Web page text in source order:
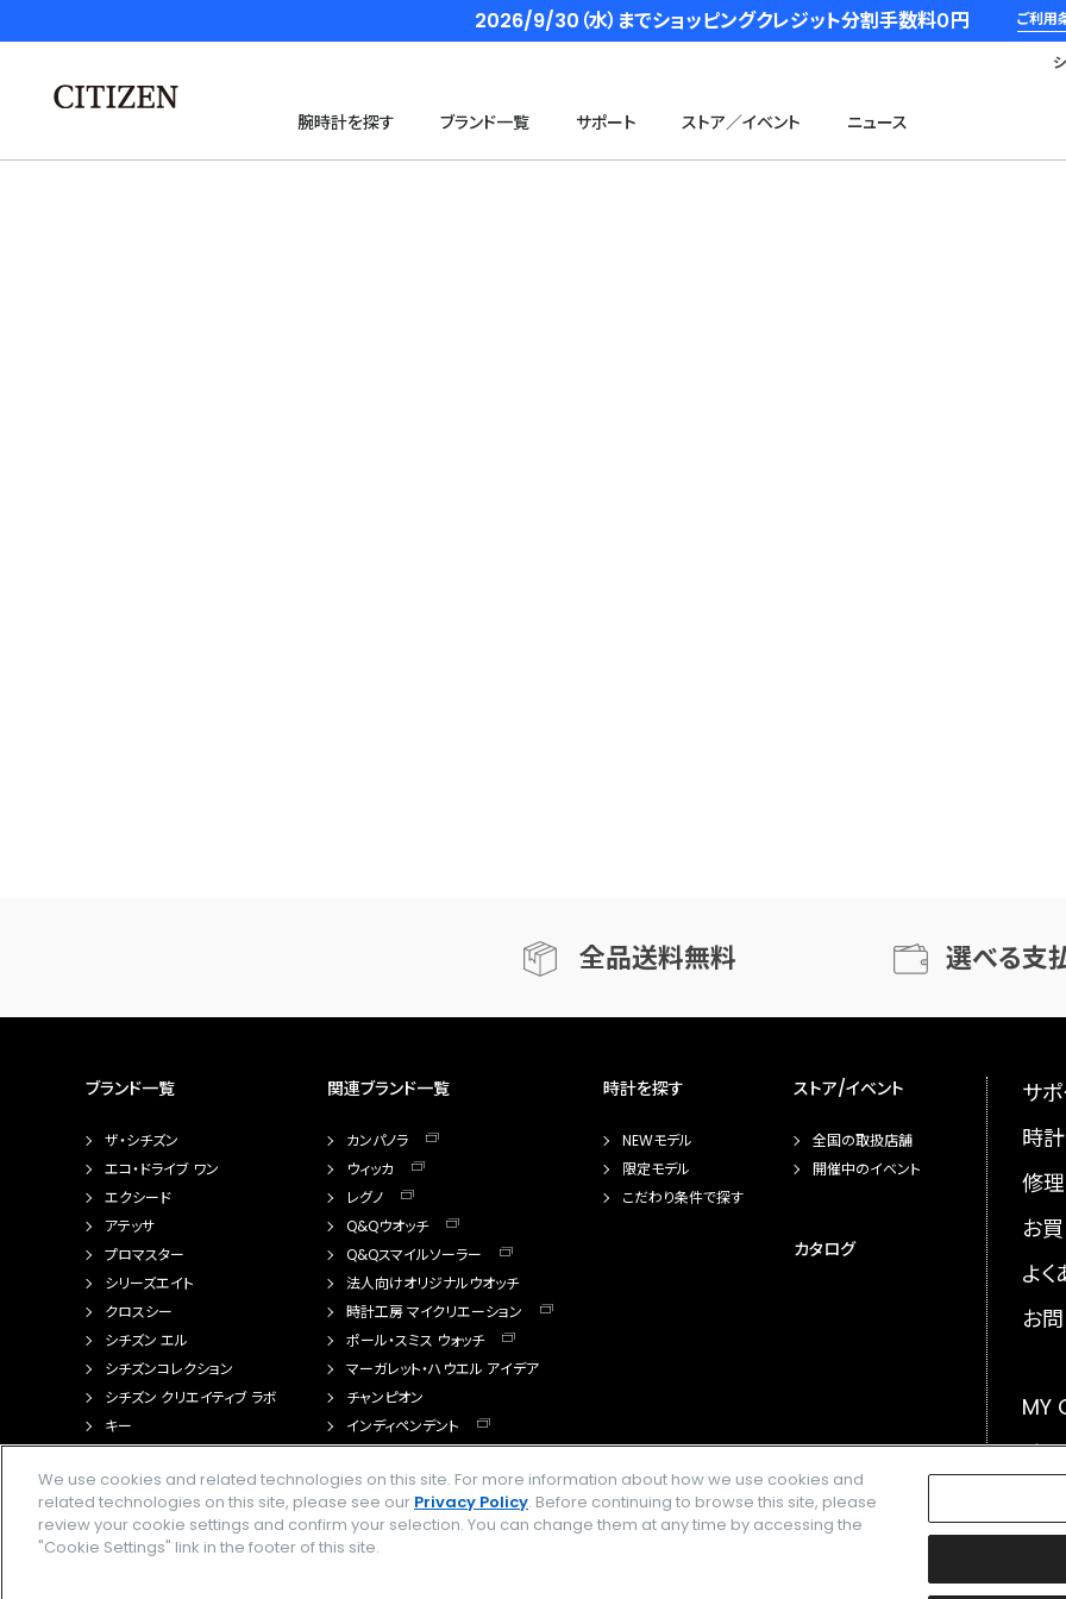
2026/9/30（水）までショッピングクレジット分割手数料０円 ご利用
腕時計を探す ブランド一覧 サポート ストア／イベント ニュース
全品送料無料 選べる支
ブランド一覧
ザ・シチズン
エコ・ドライブ ワン
エクシード
アテッサ
プロマスター
シリーズエイト
クロスシー
シチズン エル
シチズンコレクション
シチズン クリエイティブ ラボ
キー
関連ブランド一覧
カンパノラ
ウィッカ
レグノ
Q&Qウオッチ
Q&Qスマイルソーラー
法人向けオリジナルウオッチ
時計工房 マイクリエーション
ポール・スミス ウォッチ
マーガレット・ハウエル アイデア
チャンピオン
インディペンデント
時計を探す
NEWモデル
限定モデル
こだわり条件で探す
ストア/イベント
全国の取扱店舗
開催中のイベント
カタログ
サ
時
修理
お
よ
お
MY
メ
We use cookies and related technologies on this site. For more information about how we use cookies and
related technologies on this site, please see our Privacy Policy. Before continuing to browse this site, please
review your cookie settings and confirm your selection. You can change them at any time by accessing the
"Cookie Settings" link in the footer of this site.